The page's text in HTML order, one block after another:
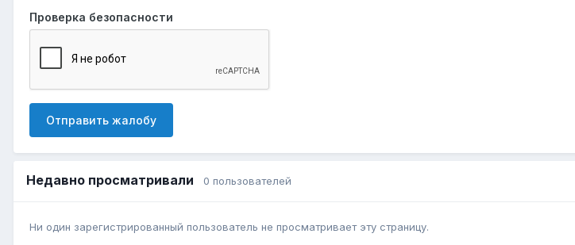
Проверка безопасности
Отправить жалобу
Недавно просматривали 0 пользователей
Ни один зарегистрированный пользователь не просматривает эту страницу.